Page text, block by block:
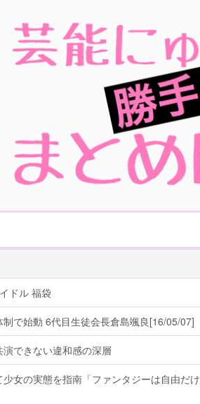
ドル 福袋
で始動 6代目生徒会長倉島颯良[16/05/07]
演できない違和感の深層
女の実態を指南「ファンタジーは自由だけ